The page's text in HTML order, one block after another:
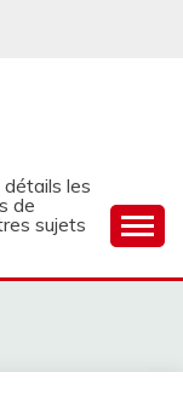
les
de
sujets